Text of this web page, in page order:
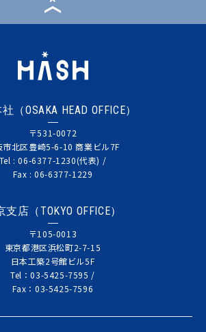
（OSAKA HEAD OFFICE）
〒531-0072
市北区豊崎5-6-10 商業ビル7F
Tel : 06-6377-1230(代表) /
Fax : 06-6377-1229
支店（TOKYO OFFICE）
〒105-0013
東京都港区浜松町2-7-15
日本工築2号館ビル5F
Tel：03-5425-7595 /
Fax：03-5425-7596